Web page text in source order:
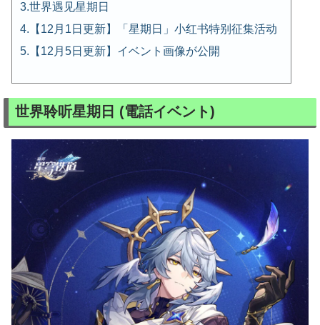
世界遇见星期日
【12月1日更新】「星期日」小红书特别征集活动
【12月5日更新】イベント画像が公開
世界聆听星期日 (電話イベント)